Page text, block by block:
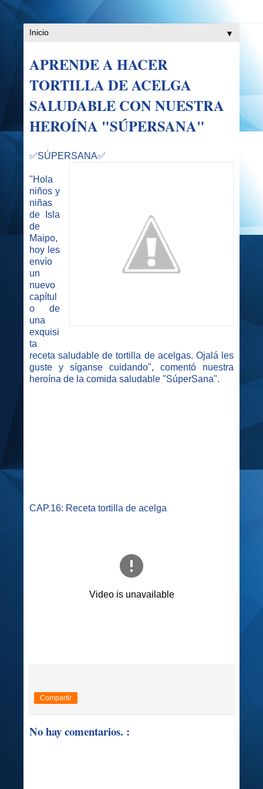
▼
APRENDE A HACER
TORTILLA DE ACELGA
SALUDABLE CON NUESTRA
HEROÍNA "SÚPERSANA"
✅SÚPERSANA✅
"Hola
niños y
niñas
de Isla
de
Maipo,
hoy les
envío
un
nuevo
capítul
o de
una
exquisi
ta
receta saludable de tortilla de acelgas. Ojalá les
guste y síganse cuidando", comentó nuestra
heroína de la comida saludable "SúperSana".
CAP.16: Receta tortilla de acelga
Compartir
No hay comentarios. :